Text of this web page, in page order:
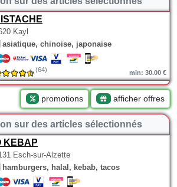
Kayl
asiatique, chinoise, japonaise
(64) min: 30.00 €
promotions afficher offres
sur des articles sélectionnés
KEBAP
Esch-sur-Alzette
hamburgers, halal, kebab, tacos